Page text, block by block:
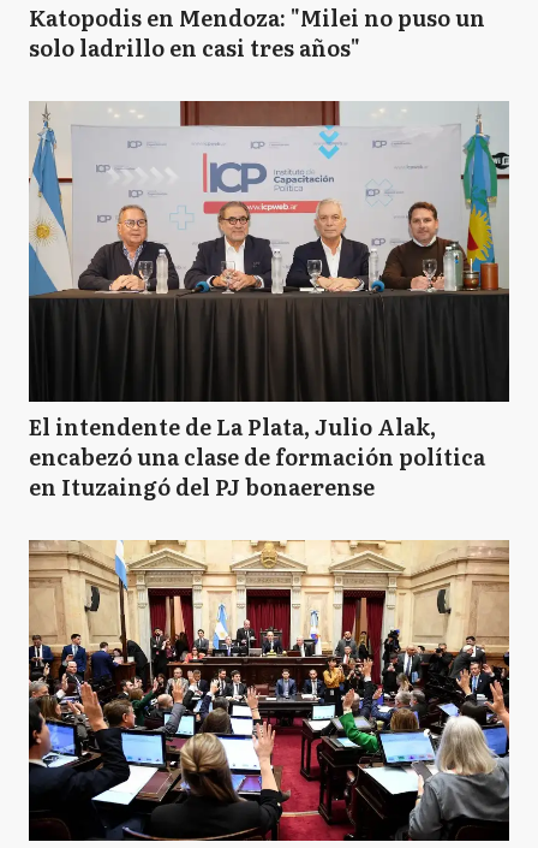
Katopodis en Mendoza: "Milei no puso un
solo ladrillo en casi tres años"
El intendente de La Plata, Julio Alak,
encabezó una clase de formación política
en Ituzaingó del PJ bonaerense